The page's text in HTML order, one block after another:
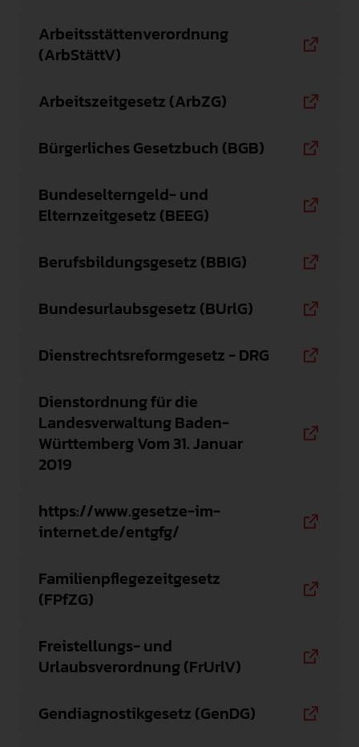
Arbeitsstättenverordnung
(ArbStättV)
Arbeitszeitgesetz (ArbZG)
Bürgerliches Gesetzbuch (BGB)
Bundeselterngeld- und
Elternzeitgesetz (BEEG)
Berufsbildungsgesetz (BBIG)
Bundesurlaubsgesetz (BUrlG)
Dienstrechtsreformgesetz - DRG
Dienstordnung für die
Landesverwaltung Baden-
Württemberg Vom 31. Januar
2019
https://www.gesetze-im-
internet.de/entgfg/
Familienpflegezeitgesetz
(FPfZG)
Freistellungs- und
Urlaubsverordnung (FrUrlV)
Gendiagnostikgesetz (GenDG)